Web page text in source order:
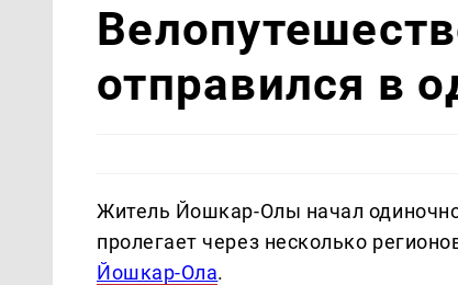
отправился в
Житель Йошкар-Олы начал
пролегает через несколько
Йошкар-Ола.